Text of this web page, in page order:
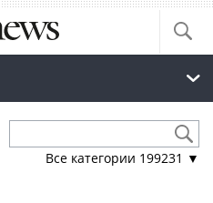
Все категории 199231 ▼